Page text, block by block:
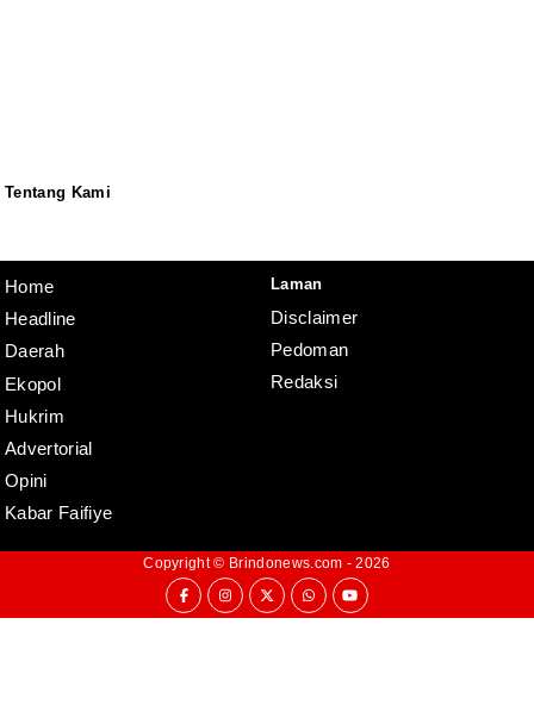
Tentang Kami
Home
Headline
Daerah
Ekopol
Hukrim
Advertorial
Opini
Kabar Faifiye
Laman
Disclaimer
Pedoman
Redaksi
Copyright © Brindonews.com - 2026